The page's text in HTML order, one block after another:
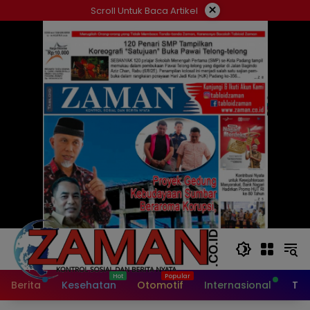
ke
Scroll Untuk Baca Artikel ×
Berita Kesehatan Otomotif Internasional